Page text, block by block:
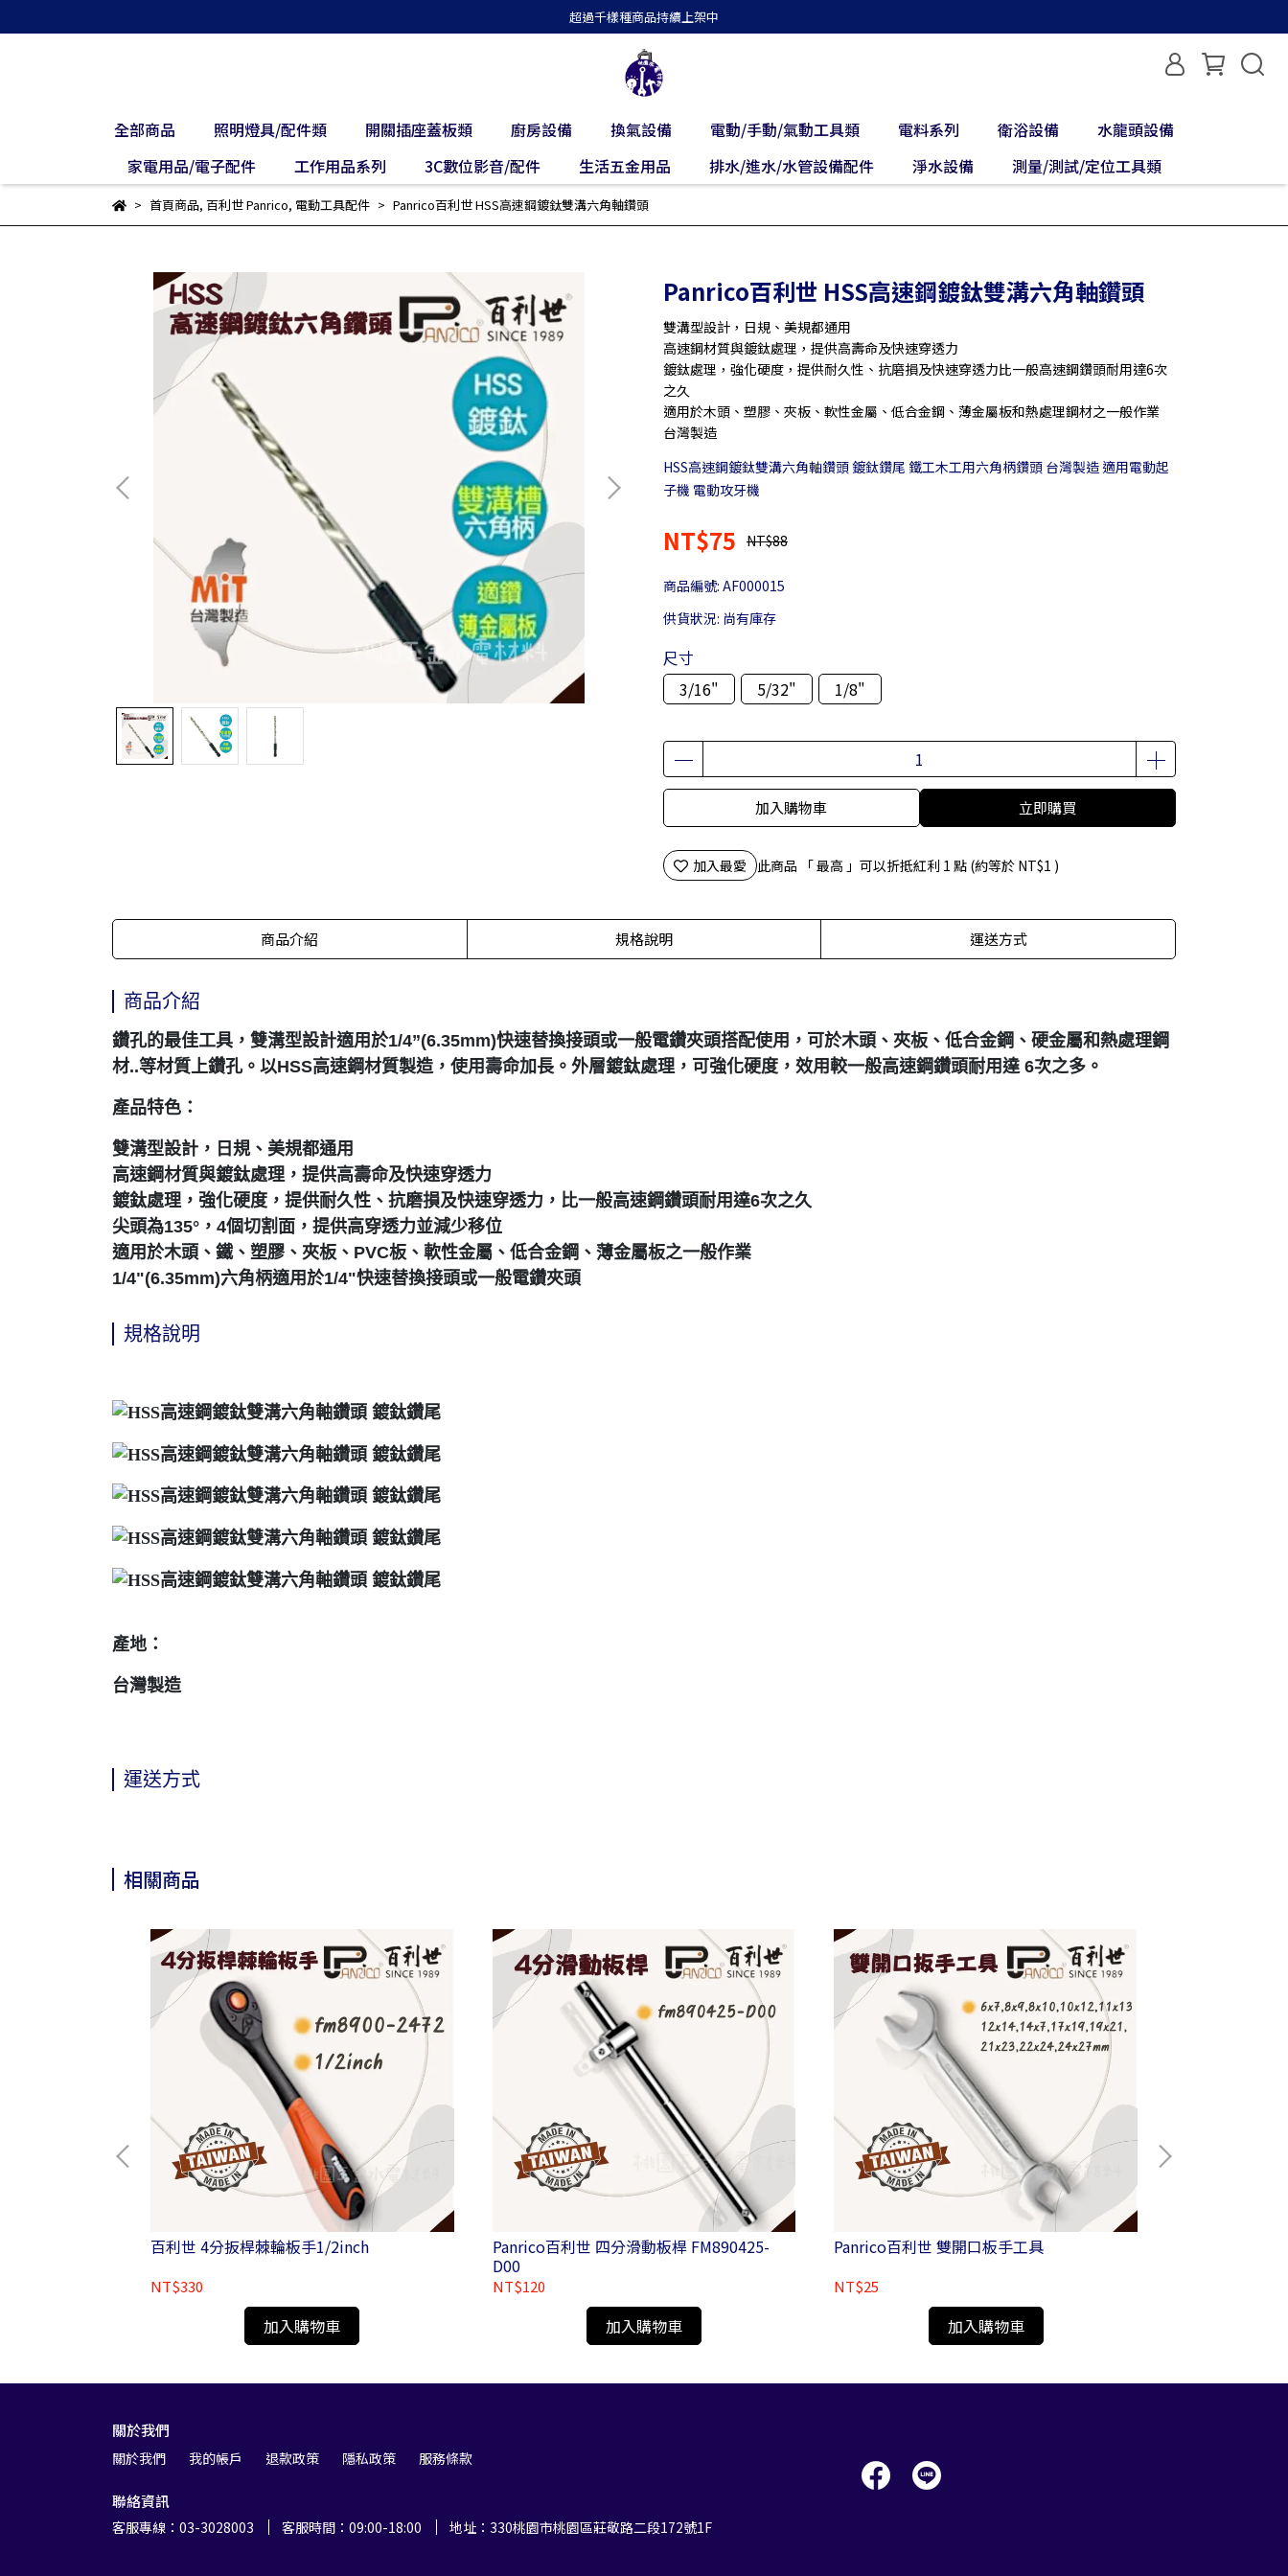
超過千樣種商品持續上架中
全部商品 照明燈具/配件類 開關插座蓋板類 廚房設備 換氣設備 電動/手動/氣動工具類 電料系列 衛浴設備
水龍頭設備
家電用品/電子配件
工作用品系列 3C數位影音/配件 生活五金用品 排水/進水/水管設備配件 淨水設備 測量/測試/定位工具類
首頁商品, 百利世 Panrico, 電動工具配件 Panrico百利世 HSS高速鋼鍍鈦雙溝六角軸鑽頭
Panrico百利世 HSS高速鋼鍍鈦雙溝六角軸鑽頭
雙溝型設計，日規、美規都通用
高速鋼材質與鍍鈦處理，提供高壽命及快速穿透力
鍍鈦處理，強化硬度，提供耐久性、抗磨損及快速穿透力比一般高速鋼鑽頭耐用達6次
之久
適用於木頭、塑膠、夾板、軟性金屬、低合金鋼、薄金屬板和熱處理鋼材之一般作業
台灣製造
HSS高速鋼鍍鈦雙溝六角軸鑽頭 鍍鈦鑽尾 鐵工木工用六角柄鑽頭 台灣製造 適用電動起
子機 電動攻牙機
NT$75 NT$88
商品編號: AF000015
供貨狀況: 尚有庫存
尺寸
3/16"
5/32" 1/8"
加入購物車 立即購買
加入最愛 此商品 「 最高 」可以折抵紅利 1 點 (約等於 NT$1 )
商品介紹 規格說明 運送方式
商品介紹
鑽孔的最佳工具，雙溝型設計適用於1/4”(6.35mm)快速替換接頭或一般電鑽夾頭搭配使用，可於木頭、夾板、低合金鋼、硬金屬和熱處理鋼
材..等材質上鑽孔。以HSS高速鋼材質製造，使用壽命加長。外層鍍鈦處理，可強化硬度，效用較一般高速鋼鑽頭耐用達 6次之多。
產品特色：
雙溝型設計，日規、美規都通用
高速鋼材質與鍍鈦處理，提供高壽命及快速穿透力
鍍鈦處理，強化硬度，提供耐久性、抗磨損及快速穿透力，比一般高速鋼鑽頭耐用達6次之久
尖頭為135°，4個切割面，提供高穿透力並減少移位
適用於木頭、鐵、塑膠、夾板、PVC板、軟性金屬、低合金鋼、薄金屬板之一般作業
1/4"(6.35mm)六角柄適用於1/4"快速替換接頭或一般電鑽夾頭
規格說明
產地：
台灣製造
運送方式
相關商品
百利世 4分扳桿棘輪板手1/2inch
NT$330
加入購物車
Panrico百利世 四分滑動板桿 FM890425-
D00
NT$120
加入購物車
Panrico百利世 雙開口板手工具
NT$25
加入購物車
關於我們
關於我們 我的帳戶 退款政策 隱私政策 服務條款
聯絡資訊
客服專線：03-3028003 客服時間：09:00-18:00 地址：330桃園市桃園區莊敬路二段172號1F